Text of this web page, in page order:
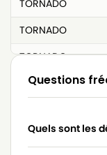
TORNADO
TORNADO
TORNADO
TORNADO
TORNADO
Questions
Quels sont les